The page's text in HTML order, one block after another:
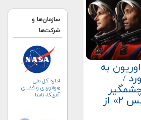
به
/
فضانوردان «آرتمیس ۲» از
سازمان‌ها و
شرکت‌ها
اداره کل ملی
هوانوردی و فضای
آمریکا، ناسا